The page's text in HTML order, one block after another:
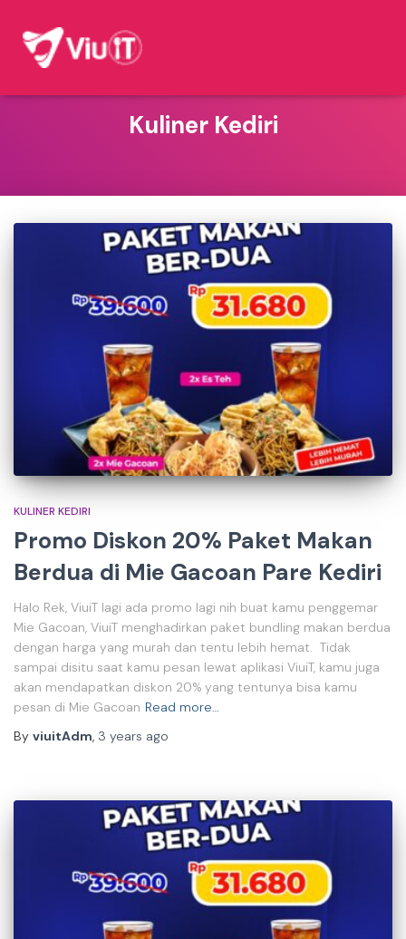
Kuliner Kediri
KULINER KEDIRI
Promo Diskon 20% Paket Makan
Berdua di Mie Gacoan Pare Kediri
Halo Rek, ViuiT lagi ada promo lagi nih buat kamu penggemar
Mie Gacoan, ViuiT menghadirkan paket bundling makan berdua
dengan harga yang murah dan tentu lebih hemat. Tidak
sampai disitu saat kamu pesan lewat aplikasi ViuiT, kamu juga
akan mendapatkan diskon 20% yang tentunya bisa kamu
pesan di Mie Gacoan Read more…
By viuitAdm, 3 years ago